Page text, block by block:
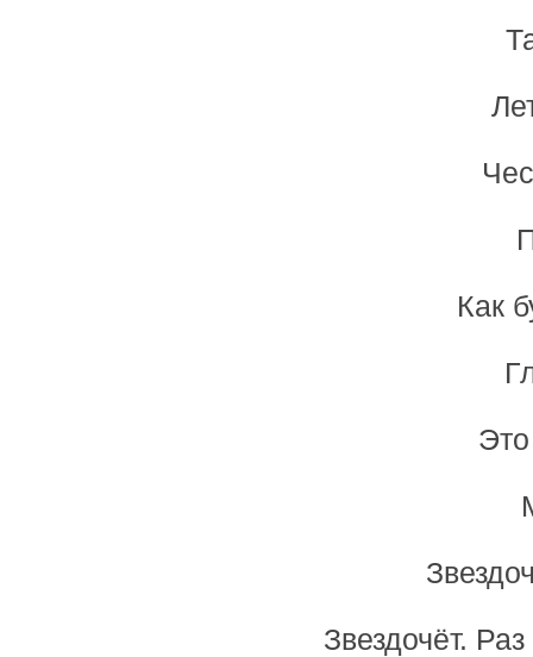
Как
Звездочёт.